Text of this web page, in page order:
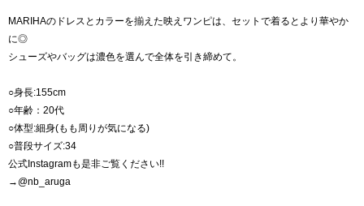
MARIHAのドレスとカラーを揃えた映えワンピは、セットで着るとより華やか
に◎
シューズやバッグは濃色を選んで全体を引き締めて。
○身長:155cm
○年齢：20代
○体型:細身(もも周りが気になる)
○普段サイズ:34
公式Instagramも是非ご覧ください!!
→@nb_aruga